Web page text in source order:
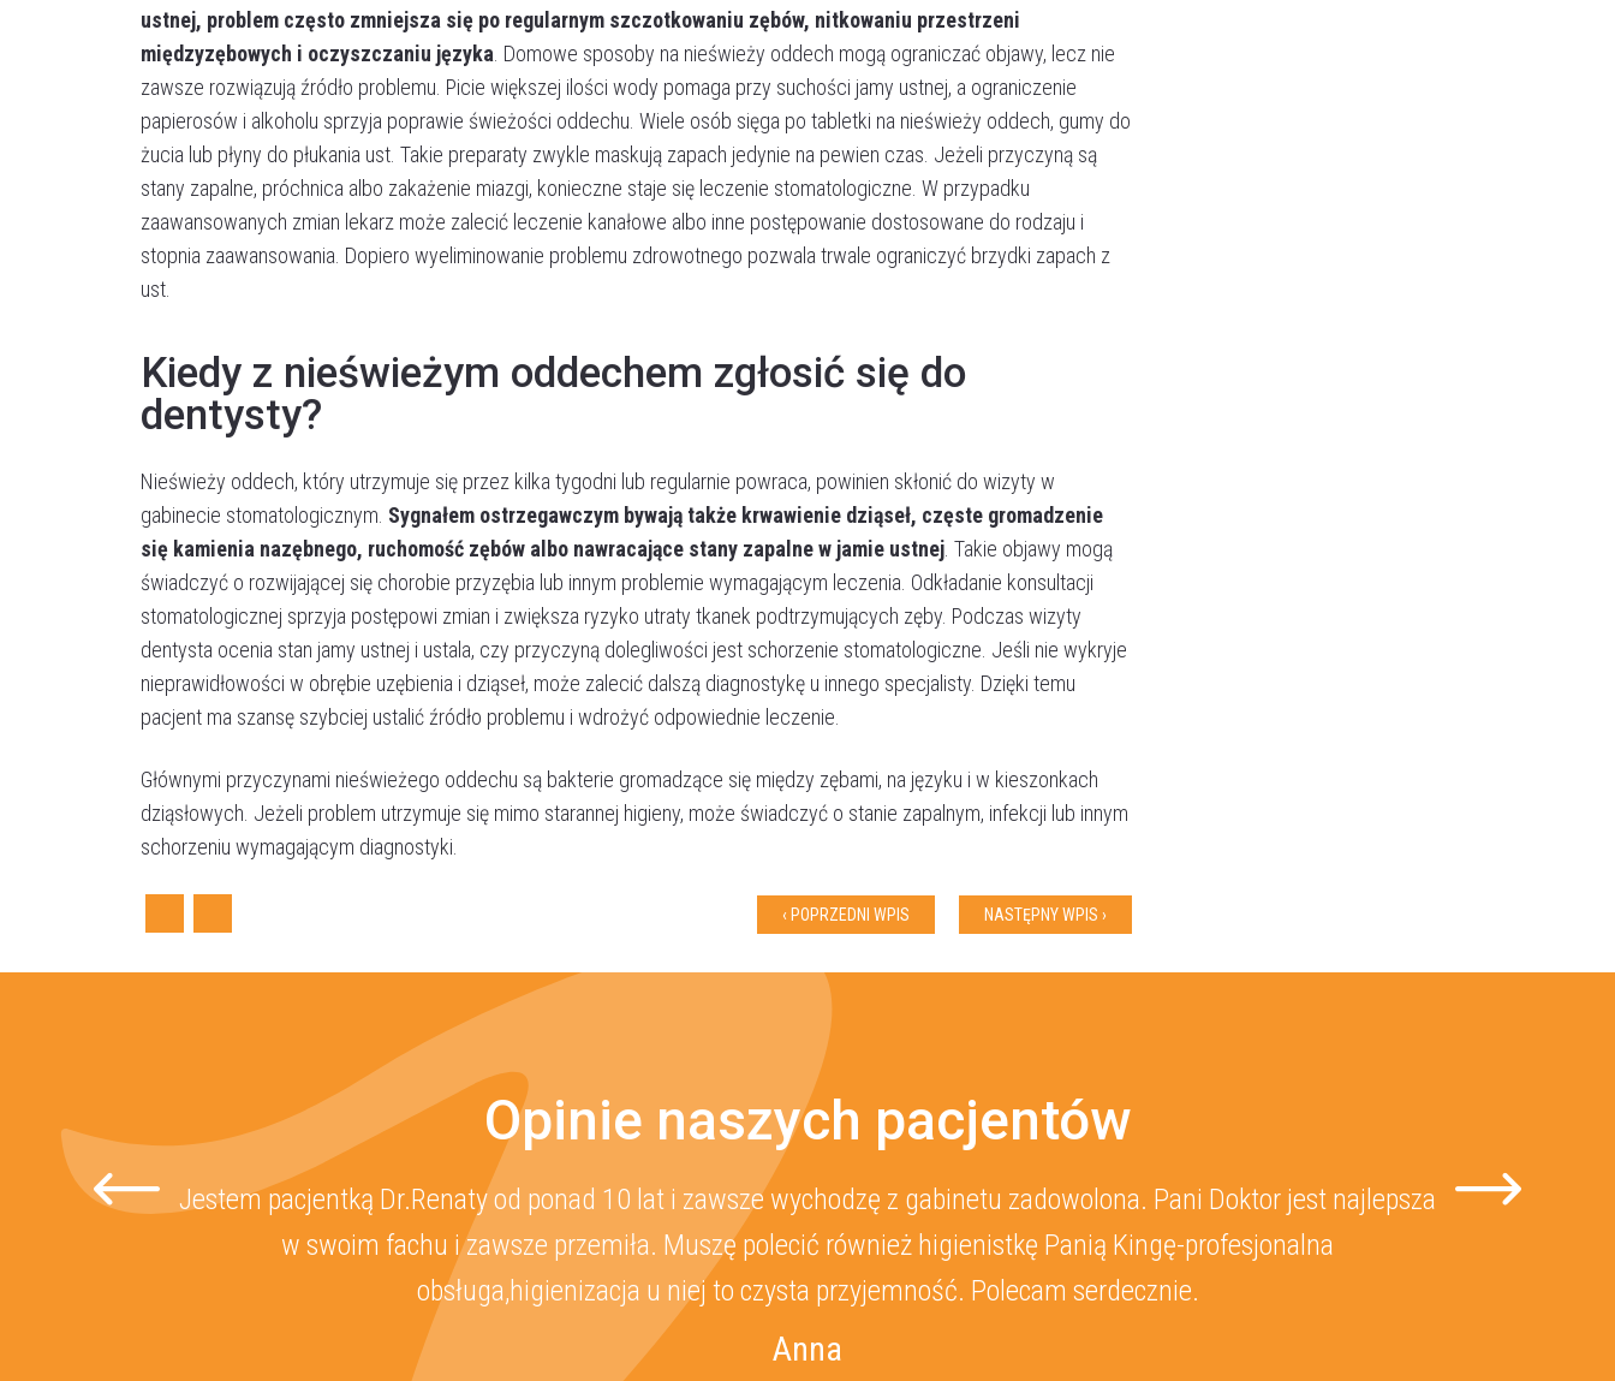
ustnej, problem często zmniejsza się po regularnym szczotkowaniu zębów, nitkowaniu przestrzeni
międzyzębowych i oczyszczaniu języka . Domowe sposoby na nieświeży oddech mogą ograniczać objawy, lecz nie
zawsze rozwiązują źródło problemu. Picie większej ilości wody pomaga przy suchości jamy ustnej, a ograniczenie
papierosów i alkoholu sprzyja poprawie świeżości oddechu. Wiele osób sięga po tabletki na nieświeży oddech, gumy do
żucia lub płyny do płukania ust. Takie preparaty zwykle maskują zapach jedynie na pewien czas. Jeżeli przyczyną są
stany zapalne, próchnica albo zakażenie miazgi, konieczne staje się leczenie stomatologiczne. W przypadku
zaawansowanych zmian lekarz może zalecić leczenie kanałowe albo inne postępowanie dostosowane do rodzaju i
stopnia zaawansowania. Dopiero wyeliminowanie problemu zdrowotnego pozwala trwale ograniczyć brzydki zapach z
ust.
Kiedy z nieświeżym oddechem zgłosić się do
dentysty?
Nieświeży oddech, który utrzymuje się przez kilka tygodni lub regularnie powraca, powinien skłonić do wizyty w
gabinecie stomatologicznym. Sygnałem ostrzegawczym bywają także krwawienie dziąseł, częste gromadzenie
się kamienia nazębnego, ruchomość zębów albo nawracające stany zapalne w jamie ustnej . Takie objawy mogą
świadczyć o rozwijającej się chorobie przyzębia lub innym problemie wymagającym leczenia. Odkładanie konsultacji
stomatologicznej sprzyja postępowi zmian i zwiększa ryzyko utraty tkanek podtrzymujących zęby. Podczas wizyty
dentysta ocenia stan jamy ustnej i ustala, czy przyczyną dolegliwości jest schorzenie stomatologiczne. Jeśli nie wykryje
nieprawidłowości w obrębie uzębienia i dziąseł, może zalecić dalszą diagnostykę u innego specjalisty. Dzięki temu
pacjent ma szansę szybciej ustalić źródło problemu i wdrożyć odpowiednie leczenie.
Głównymi przyczynami nieświeżego oddechu są bakterie gromadzące się między zębami, na języku i w kieszonkach
dziąsłowych. Jeżeli problem utrzymuje się mimo starannej higieny, może świadczyć o stanie zapalnym, infekcji lub innym
schorzeniu wymagającym diagnostyki.
‹ POPRZEDNI WPIS NASTĘPNY WPIS ›
Opinie naszych pacjentów
Jestem pacjentką Dr.Renaty od ponad 10 lat i zawsze wychodzę z gabinetu zadowolona. Pani Doktor jest najlepsza
w swoim fachu i zawsze przemiła. Muszę polecić również higienistkę Panią Kingę-profesjonalna
obsługa,higienizacja u niej to czysta przyjemność. Polecam serdecznie.
Anna
WYŚLIJ WIADOMOŚĆ